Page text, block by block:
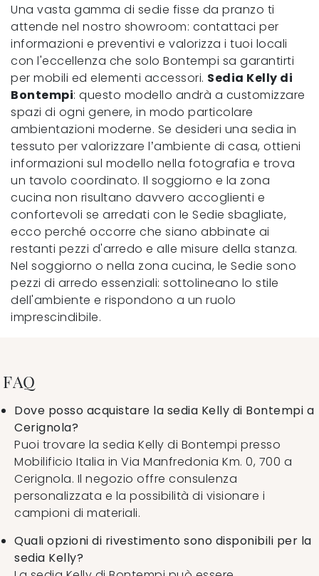
Una vasta gamma di sedie fisse da pranzo ti
attende nel nostro showroom: contattaci per
informazioni e preventivi e valorizza i tuoi locali
con l'eccellenza che solo Bontempi sa garantirti
per mobili ed elementi accessori. Sedia Kelly di
Bontempi: questo modello andrà a customizzare
spazi di ogni genere, in modo particolare
ambientazioni moderne. Se desideri una sedia in
tessuto per valorizzare l’ambiente di casa, ottieni
informazioni sul modello nella fotografia e trova
un tavolo coordinato. Il soggiorno e la zona
cucina non risultano davvero accoglienti e
confortevoli se arredati con le Sedie sbagliate,
ecco perché occorre che siano abbinate ai
restanti pezzi d'arredo e alle misure della stanza.
Nel soggiorno o nella zona cucina, le Sedie sono
pezzi di arredo essenziali: sottolineano lo stile
dell'ambiente e rispondono a un ruolo
imprescindibile.
FAQ
Dove posso acquistare la sedia Kelly di Bontempi a
Cerignola?
Puoi trovare la sedia Kelly di Bontempi presso
Mobilificio Italia in Via Manfredonia Km. 0, 700 a
Cerignola. Il negozio offre consulenza
personalizzata e la possibilità di visionare i
campioni di materiali.
Quali opzioni di rivestimento sono disponibili per la
sedia Kelly?